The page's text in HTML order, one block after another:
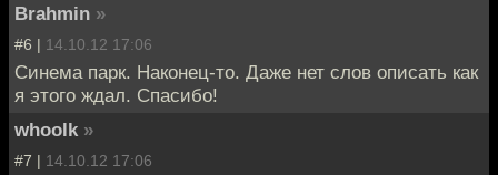
Brahmin »
#6 | 14.10.12 17:06
Синема парк. Наконец-то. Даже нет слов описать как
я этого ждал. Спасибо!
whoolk »
#7 | 14.10.12 17:06